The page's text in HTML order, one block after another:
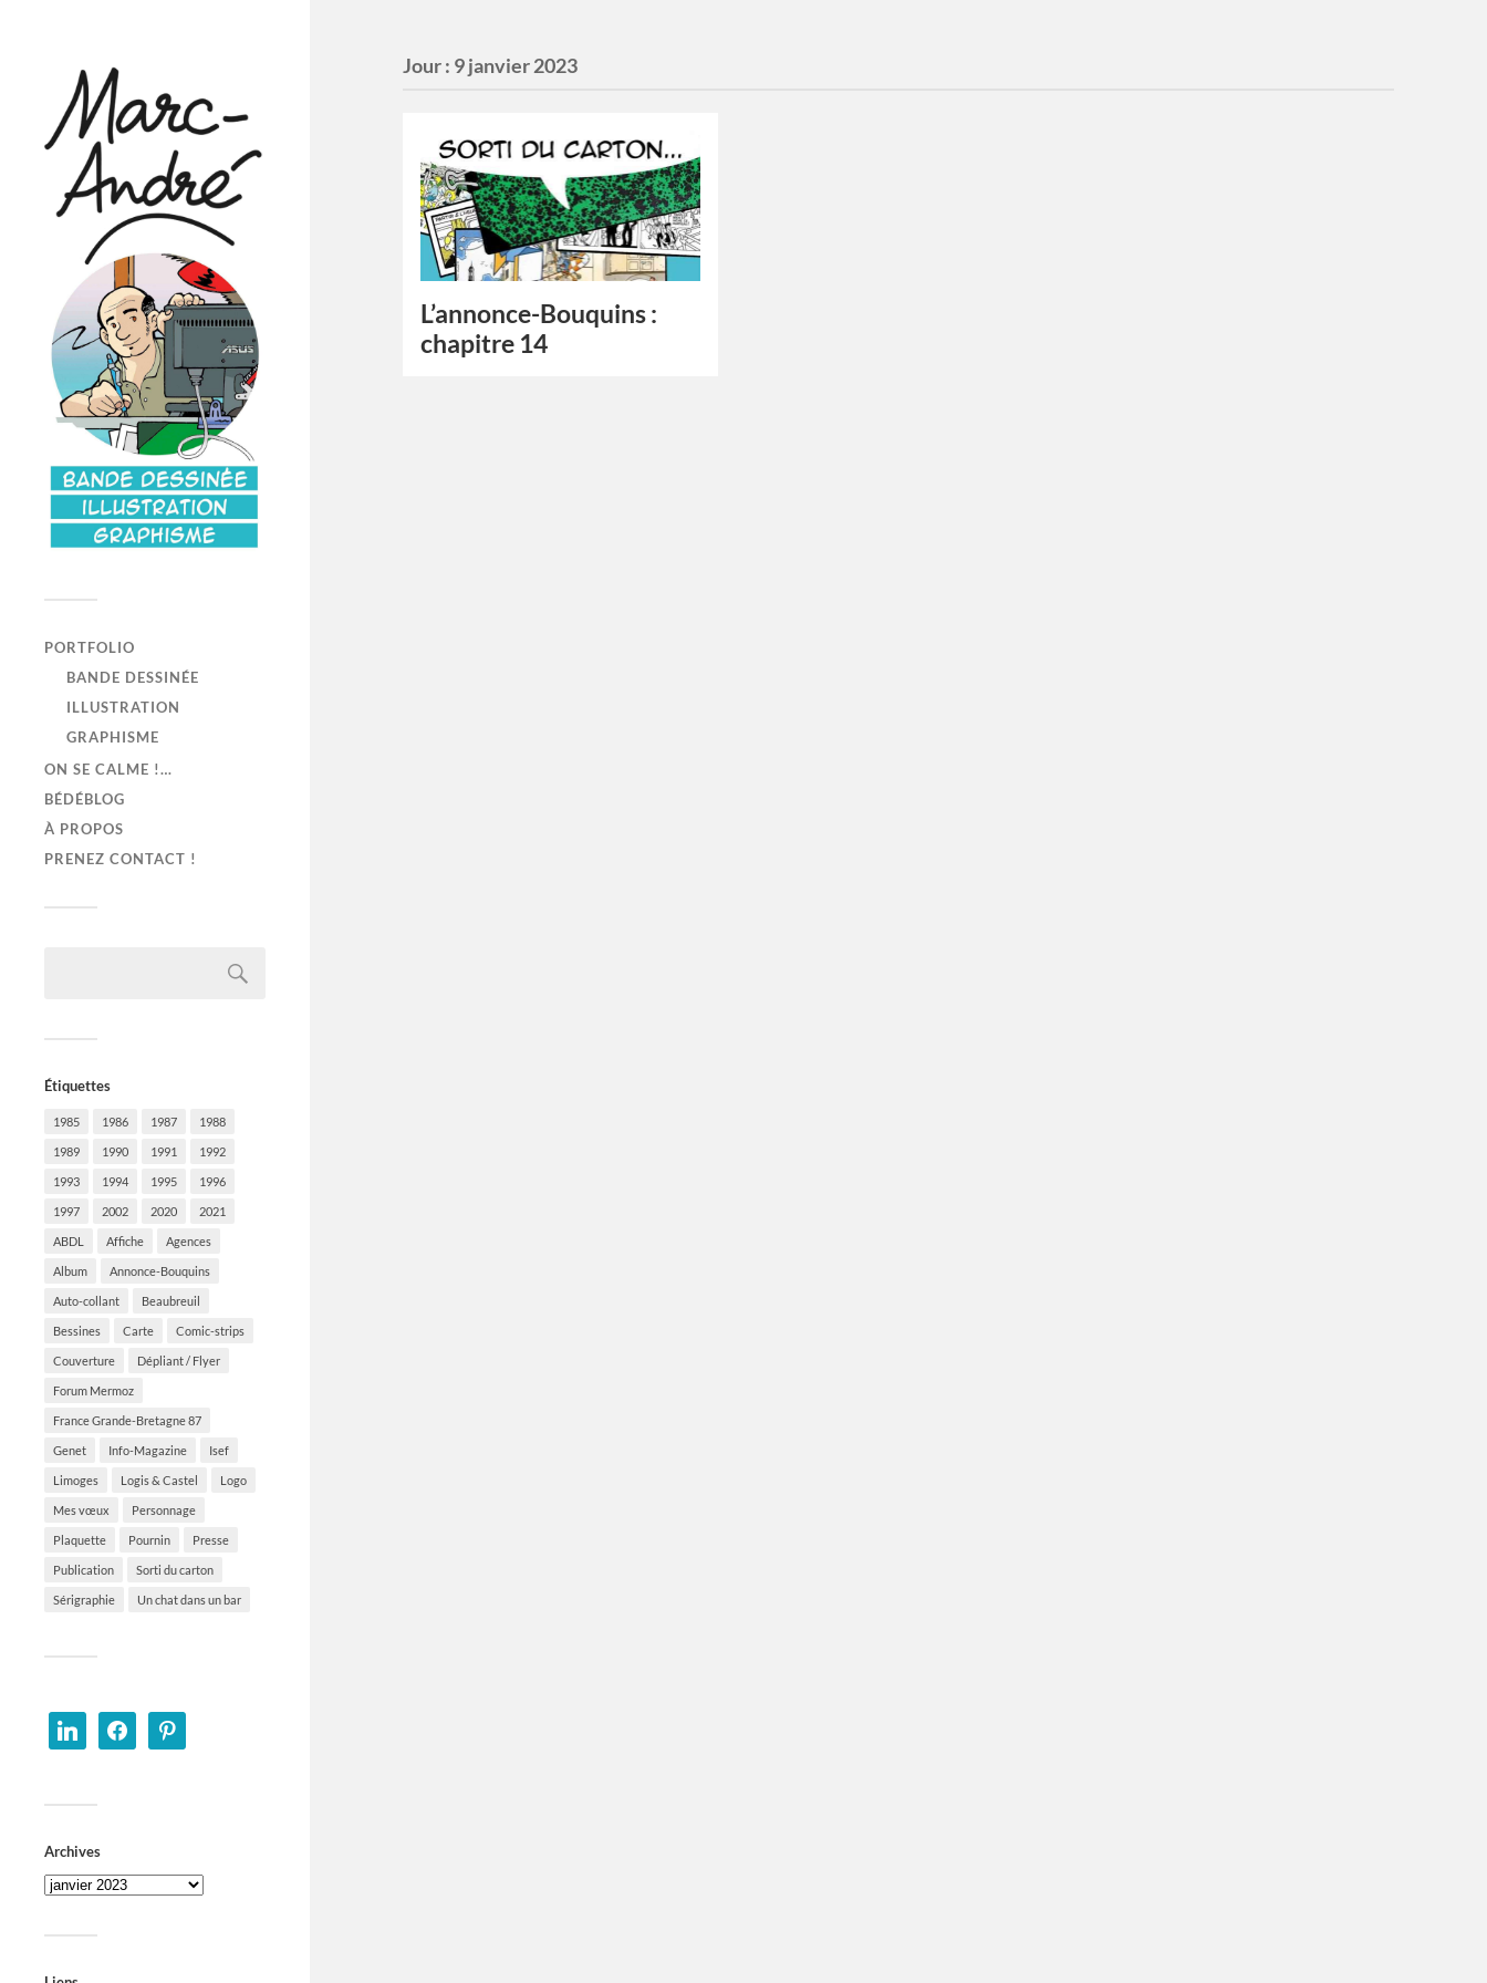
PORTFOLIO
BANDE DESSINÉE
ILLUSTRATION
GRAPHISME
ON SE CALME !…
BÉDÉBLOG
À PROPOS
PRENEZ CONTACT !
Étiquettes
1985 1986 1987 1988
1989 1990 1991 1992
1993 1994 1995 1996
1997 2002 2020 2021
ABDL Affiche Agences
Album Annonce-Bouquins
Auto-collant Beaubreuil
Bessines Carte Comic-strips
Couverture Dépliant / Flyer
Forum Mermoz
France Grande-Bretagne 87
Genet Info-Magazine Isef
Limoges Logis & Castel Logo
Mes vœux Personnage
Plaquette Pournin Presse
Publication Sorti du carton
Sérigraphie Un chat dans un bar
Archives
Jour : 9 janvier 2023
L’annonce-Bouquins :
chapitre 14